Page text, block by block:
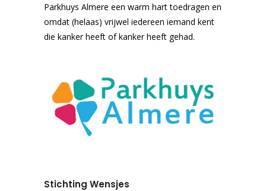
Parkhuys Almere een warm hart toedragen en
omdat (helaas) vrijwel iedereen iemand kent
die kanker heeft of kanker heeft gehad.
Stichting Wensjes